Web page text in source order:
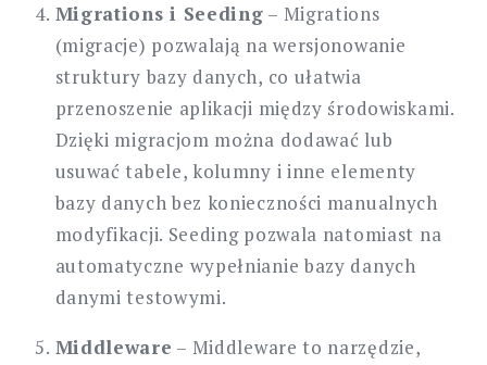
Migrations i Seeding – Migrations
(migracje) pozwalają na wersjonowanie
struktury bazy danych, co ułatwia
przenoszenie aplikacji między środowiskami.
Dzięki migracjom można dodawać lub
usuwać tabele, kolumny i inne elementy
bazy danych bez konieczności manualnych
modyfikacji. Seeding pozwala natomiast na
automatyczne wypełnianie bazy danych
danymi testowymi.
Middleware – Middleware to narzędzie,